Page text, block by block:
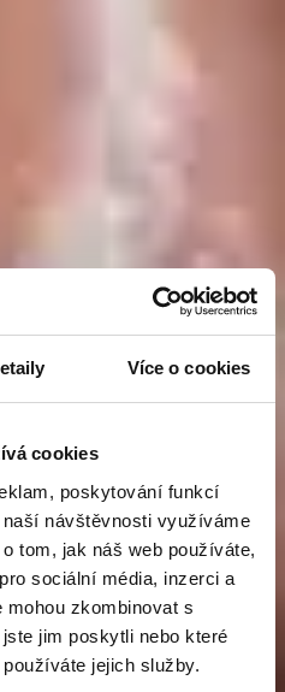
Více o cookies
cookies
poskytování funkcí
návštěvnosti využíváme
tom, jak náš web používáte,
sociální média, inzerci a
mohou zkombinovat s
jim poskytli nebo které
jejich služby.
V PÉČI
Pollen